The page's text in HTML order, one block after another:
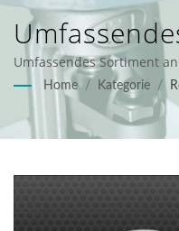
Umfassendes Sortiment
Home / Kategorie /